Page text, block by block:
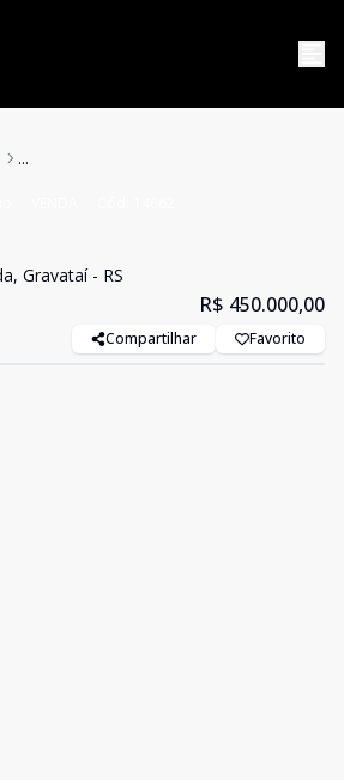
...
Gravataí - RS
R$ 450.000,00
Compartilhar Favorito